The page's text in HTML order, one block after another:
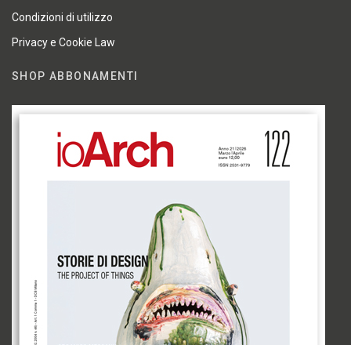
Condizioni di utilizzo
Privacy e Cookie Law
SHOP ABBONAMENTI